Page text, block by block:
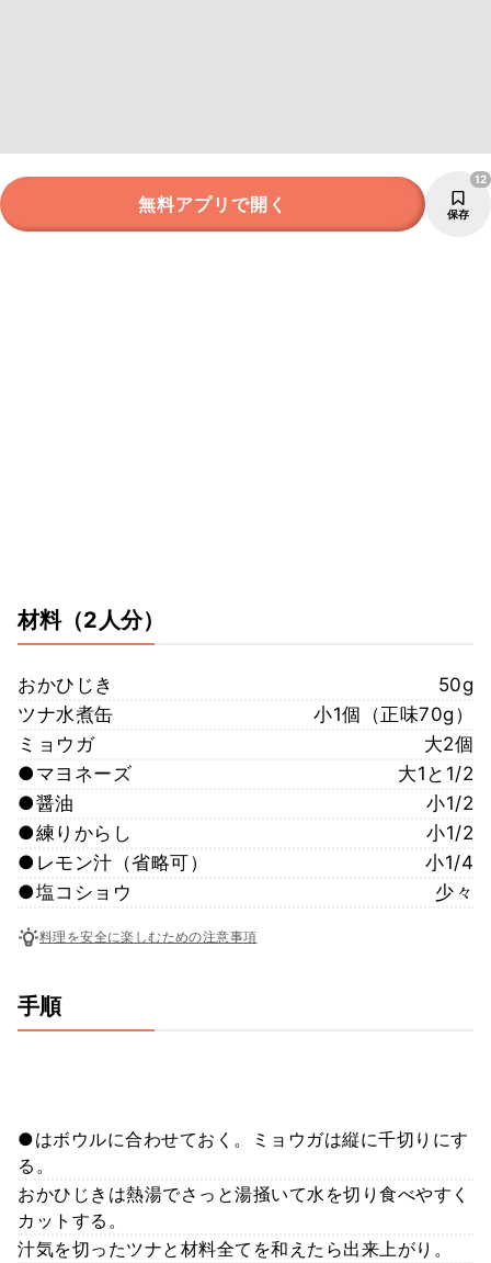
無料アプリで開く 保存
12
材料（2人分）
おかひじき
50g
ツナ水煮缶
小1個（正味70g）
ミョウガ
大2個
●マヨネーズ
大1と1/2
●醤油
小1/2
●練りからし
小1/2
●レモン汁（省略可）
小1/4
●塩コショウ
少々
料理を安全に楽しむための注意事項
手順
●はボウルに合わせておく。ミョウガは縦に千切りにす
る。
おかひじきは熱湯でさっと湯掻いて水を切り食べやすく
カットする。
汁気を切ったツナと材料全てを和えたら出来上がり。